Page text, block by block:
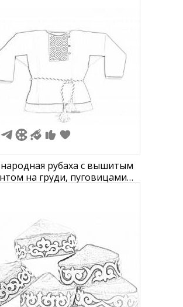
народная рубаха с вышитым
на груди, пуговицами